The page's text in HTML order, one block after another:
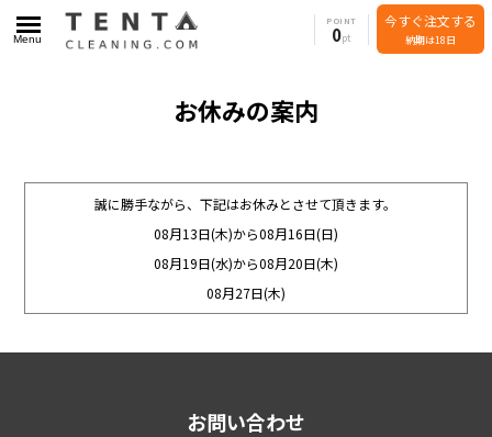
POINT
0
今すぐ注文する
納期は18日
Menu
お休みの案内
誠に勝手ながら、下記はお休みとさせて頂きます。
08月13日(木)から08月16日(日)
08月19日(水)から08月20日(木)
08月27日(木)
お問い合わせ